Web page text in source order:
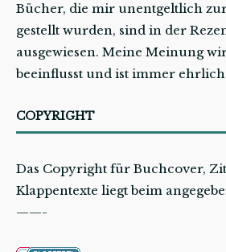
Bücher, die mir unentgeltlich
gestellt wurden, sind in der
ausgewiesen. Meine Meinung
beeinflusst und ist immer
COPYRIGHT
Das Copyright für Buchcover,
Klappentexte liegt beim
——-